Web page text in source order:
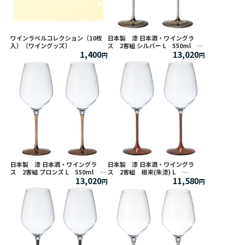
ワインラベルコレクション（10枚
入）（ワイングッズ）
1,400
日本製 漆 日本酒・ワイングラ
ス 2客組 シルバー L 550ml
【うるし/日本酒グラス/漆塗り/漆
器/ペアグラス/父の日】
13,020
日本製 漆 日本酒・ワイングラ
ス 2客組 ブロンズ L 550ml
【うるし/日本酒グラス/漆塗り/漆
器/ペアグラス/父の日】
13,020
日本製 漆 日本酒・ワイングラ
ス 2客組 根来(朱漆) L
550ml 【うるし/日本酒グラス/漆
塗り/漆器/ペアグラス/父の日】
11,580